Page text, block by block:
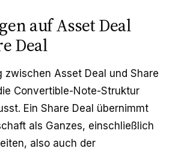
auf Asset Deal
Deal
zwischen Asset Deal und Share
Convertible-Note-Struktur
Ein Share Deal übernimmt
als Ganzes, einschließlich
also auch der